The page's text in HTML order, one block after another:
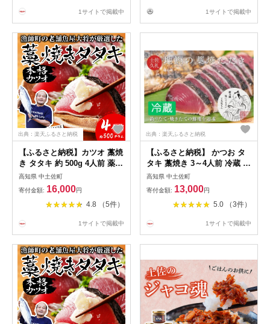
身 魚 久礼 土佐 高知県 中土
フト
1サイトで掲載中 1サイトで掲載中
出典：楽天ふるさと納税
【ふるさと納税】カツオ 藁焼
き タタキ 約 500g 4人前 薬味
タレ付き 生 カツオのタタキ
冷蔵 高知 久礼 田中鮮魚 わら
焼き 塩 日戻り 生鰹 本場 新
鮮 鰹のタタキ かつお 藁焼き
魚 久礼 土佐 高知県 中土佐町
高知県 中土佐町
寄付金額: 16,000円
4.8 （5件）
1サイトで掲載中
出典：楽天ふるさと納税
【ふるさと納税】 かつお タ
タキ 藁焼き 3～4人前 冷蔵 薬
味 タレ 付き 一本釣り 地鰹
藁焼きタタキ 生鰹 高知 久礼
ど久礼もん かつおのたたき
わら焼き 日戻り 鰹 本場 新鮮
高知県 中土佐町
寄付金額: 13,000円
5.0 （3件）
1サイトで掲載中